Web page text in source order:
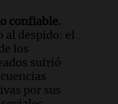
confiable.
al despido: el
los
sufrió
por sus